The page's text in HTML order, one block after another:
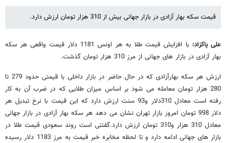
قیمت سکه بهار آزادی در بازار جهانی بیش از 310 هزار تومان ارزش دارد.
علی پاکزاد:
با افزایش قیمت طلا به هر اونس 1181 دلار قیمت واقعی هر سکه
بهار آزادی در بازار های جهانی از مرز 310 هزار تومان گذشت.
ارزش هر سکه بهارآزادی که در حال حاضر در بازار داخلی با قیمتی حدود 279 تا
280 هزار تومان معامله می شود بر اساس میزان طلایی که در ضرب آن به کار
رفته است معادل 310دلار و93 سنت ارزش دارد که این قیمت با نرخ تبدیل هر
دلار 998 تومان امروز بازار تهران نشان می دهد هر سکه بهار آزادی در بازار جهانی
معادل 310 هزار و310 تومان ارزش دارد.گفتنی است روند سعودی قیمت طلا در
بازار های جهانی ادامه دارد و تا لحظه مخابره خبر قیمت به مرز 1183 دلار رسیده